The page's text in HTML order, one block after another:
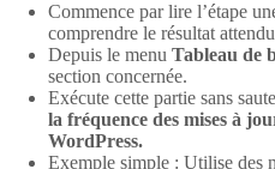
Commence par lire l’étape
comprendre le résultat
Depuis le menu Tableau de
section concernée.
Exécute cette partie sans
la fréquence des mises à
WordPress.
Exemple simple : Utilise des